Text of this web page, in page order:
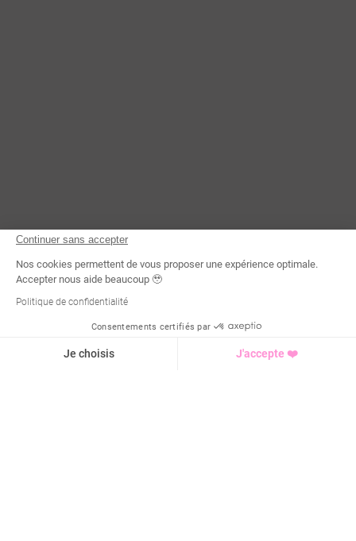
Continuer sans accepter
Nos cookies permettent de vous proposer une expérience optimale.
Accepter nous aide beaucoup 🥹
Politique de confidentialité
Consentements certifiés par
Je choisis J'accepte ❤️